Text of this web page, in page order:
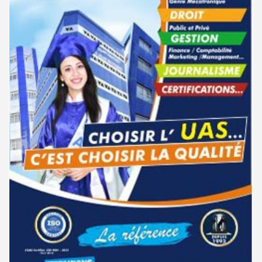
01-08 جامعة قابس : النتائج الأولية لمناظرة إعادة التوجيه - جويلية 2026
01-08
باك 2026 : تمديد آجال تعمير الاختيارات للدورة الرئيسية للتوجيه الجامعي
31-07 جامعة تونس المنار : التسجيل في الثالثة إجازة للحاصلين على شهادة مرحلة أولى
تحضيريّة
31-07
الترشح للماجستير بالمعهد العالى للدراسات التكنولوجية بجندوبة 2026-
31-07 فتح باب الترشح للإلتحاق بمرحلة ماجستير البحث في الدراسات الإفريقية
2026-2027
الترشح للماجستير بالمعهد العالي للعلوم الإسلامية بالقيروان 2026-2027
31-07 الترشح للماجستير بكلية الصيدلة بالمنستير 2026-2027
31-07 مناظرات إنتداب أساتذة التربية البدنية : بلاغ خاص بالناجحين في القائمة
التكميلية
جامعة تونس المنار : مناظرة النقل الجامعية في نفس الاختصاص 2026-2027
06-01 سحب الإستدعاءات الخاصة بمناظرة الإلتحاق بالتكوين في مستوى مؤهل
التقني السامي فيفري 2025
15-11 مناظرة الإلتحاق بالتكوين في مستوى مؤهل التقني السامي - دورة فيفري 2025
11-09 الإعلان عن نتائج مناظرة الإلتحاق بالتكوين في مستوى مؤهل التقني السامي -
دورة سبتمبر 2024
02-09 نتائج مناظرة الإلتحاق بالتكوين في مستوى مؤهل التقني السامي - دورة
سبتمبر 2024
28-06 دليل التوجيه للأكاديميات والمدارس العسكرية 2024
27-06
مناظرة الدخول للأكاديميات العسكرية 2024-2025
21-06 مناظرة الإلتحاق بالتكوين في مستوى مؤهل التقني السامي - دورة سبتمبر
2024
24-01 نتائج مناظرة الإلتحاق بالتكوين في مستوى مؤهل التقني السامي - دورة فيفري
2024